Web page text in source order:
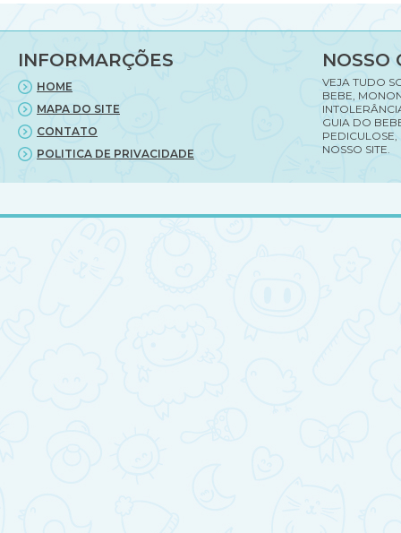
INFORMARÇÕES
HOME
MAPA DO SITE
CONTATO
POLITICA DE PRIVACIDADE
NOSSO
VEJA TUDO
BEBE,
GUIA DO
PEDICULOSE,
NOSSO SITE.